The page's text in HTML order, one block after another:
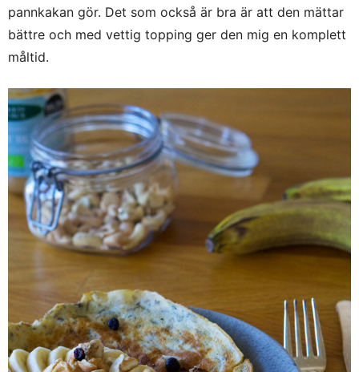
pannkakan gör. Det som också är bra är att den mättar
bättre och med vettig topping ger den mig en komplett
måltid.